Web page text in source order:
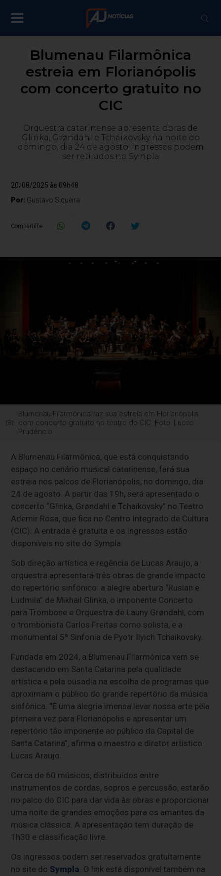
Blumenau Filarmônica
estreia em Florianópolis
com concerto gratuito no
CIC
Orquestra catarinense apresenta obras de
Glinka, Grøndahl e Tchaikovsky na noite do
domingo, dia 24 de agosto; ingressos podem
ser retirados no Sympla
20/08/2025 às 09h48
Por: Gustavo Siqueira
Compartilhe:
Blumenau Filarmônica faz sua estreia em Florianópolis
com concerto gratuito no teatro do CIC. Foto: Lucas
Prudêncio
A Blumenau Filarmônica, que está conquistando
espaço no cenário musical catarinense, fará sua
estreia nos palcos de Florianópolis, no domingo, dia
24 de agosto. A partir das 19h, será apresentado o
concerto “Glinka, Grøndahl e Tchaikovsky” no Teatro
Ademir Rosa, que fica no Centro Integrado de Cultura
(CIC). A entrada é gratuita e os ingressos estão
disponíveis no site do Sympla.
Sob direção artística e regência de Lucas Araujo, a
orquestra apresentará três obras de grande impacto
do repertório sinfônico: a alegre abertura “Ruslan e
Ludmila” de Mikhail Glinka, o imponente Concerto
para Trombone e Orquestra de Launy Grøndahl, com
o trombonista Carlos Freitas como solista, e a
monumental 5ª Sinfonia de Pyotr Ilyich Tchaikovsky.
Fundada em 2024, a Blumenau Filarmônica vem se
destacando em Santa Catarina pela qualidade
artística e pela ousadia na escolha de programas que
aproximam o público do grande repertório da música
sinfônica. “É uma alegria imensa levar nossa arte pela
primeira vez para Florianópolis e apresentar um
repertório tão imponente ao público da Capital de
Santa Catarina”, afirma o maestro e diretor artístico
Lucas Araujo.
Cerca de 60 músicos, distribuídos entre
instrumentos de cordas, sopros e percussão, estarão
no palco do CIC para dar vida às obras e proporcionar
uma noite de grandes emoções para os amantes da
música clássica. A apresentação tem duração de
1h30 e classificação livre.
Os ingressos podem ser reservados gratuitamente
no site do Sympla. O link está disponível também na